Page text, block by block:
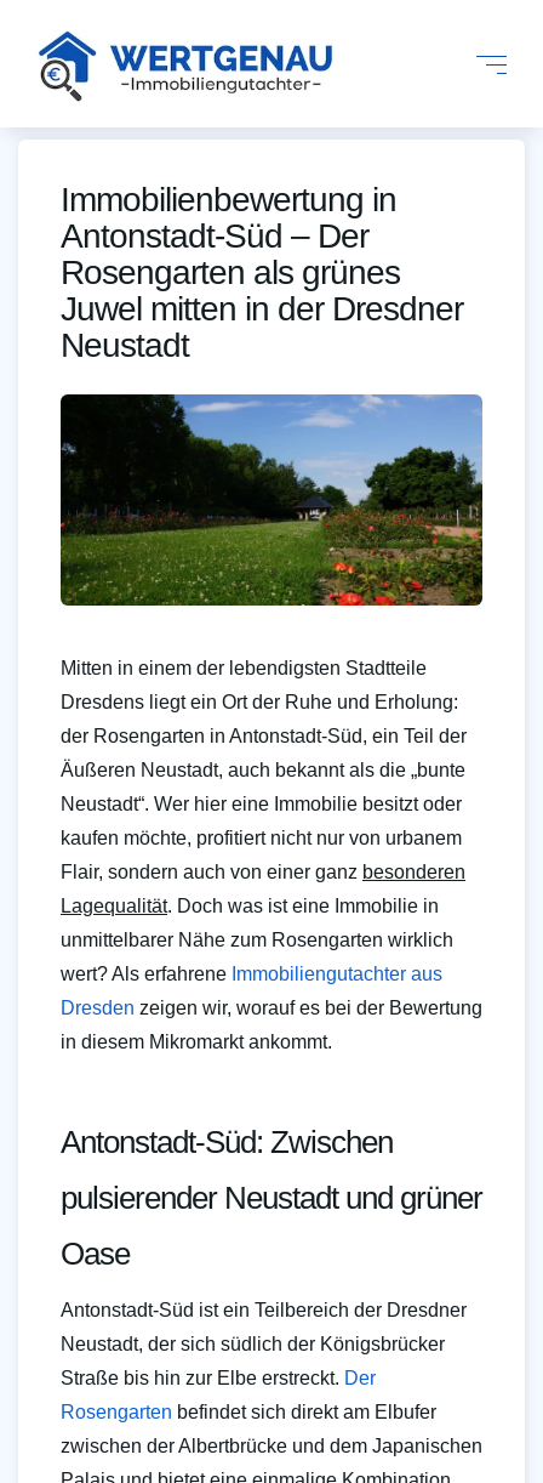
Immobilienbewertung in
Antonstadt-Süd – Der
Rosengarten als grünes
Juwel mitten in der Dresdner
Neustadt
Mitten in einem der lebendigsten Stadtteile
Dresdens liegt ein Ort der Ruhe und Erholung:
der Rosengarten in Antonstadt-Süd, ein Teil der
Äußeren Neustadt, auch bekannt als die „bunte
Neustadt“. Wer hier eine Immobilie besitzt oder
kaufen möchte, profitiert nicht nur von urbanem
Flair, sondern auch von einer ganz besonderen
Lagequalität. Doch was ist eine Immobilie in
unmittelbarer Nähe zum Rosengarten wirklich
wert? Als erfahrene Immobiliengutachter aus
Dresden zeigen wir, worauf es bei der Bewertung
in diesem Mikromarkt ankommt.
Antonstadt-Süd: Zwischen
pulsierender Neustadt und grüner
Oase
Antonstadt-Süd ist ein Teilbereich der Dresdner
Neustadt, der sich südlich der Königsbrücker
Straße bis hin zur Elbe erstreckt. Der
Rosengarten befindet sich direkt am Elbufer
zwischen der Albertbrücke und dem Japanischen